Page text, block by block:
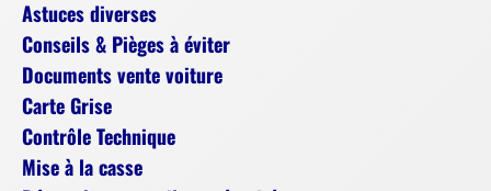
Astuces diverses
Conseils & Pièges à éviter
Documents vente voiture
Carte Grise
Contrôle Technique
Mise à la casse